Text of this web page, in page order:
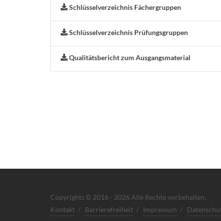
Schlüsselverzeichnis Fächergruppen
Schlüsselverzeichnis Prüfungsgruppen
Qualitätsbericht zum Ausgangsmaterial
Copyrights © 2016 - 2026 Alle Rechte vorbehalten.
Servicenavigation
Kontakt / Barrierefreiheit / Impressum /